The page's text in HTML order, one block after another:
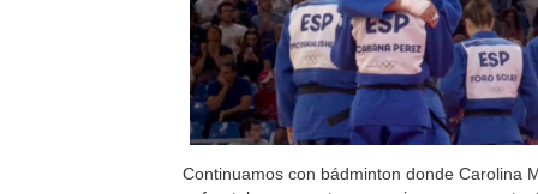
Continuamos con bádminton donde Carolina